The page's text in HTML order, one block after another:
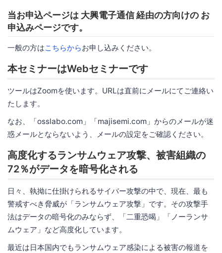
当お申込ページは 大興電子通信 経由の方向けの お
申込みページです。
一般の方はこちらからお申し込みください。
本セミナーはWebセミナーです
ツールはZoomを使います。URLは直前にメールにてご連絡い
たします。
なお、「osslabo.com」「majisemi.com」からのメールが迷
惑メールとならないよう、メールの設定をご確認ください。
高度化するランサムウェア攻撃、被害組織の
72％がデータを暗号化される
日々、執拗に仕掛けられるサイバー攻撃の中で、現在、最も
警戒すべき脅威が「ランサムウェア攻撃」です。その攻撃手
法はデータの暗号化のみならず、「二重恐喝」「ノーランサ
ムウェア」など高度化しています。
最近は日本国内でもランサムウェア感染による被害の報道を